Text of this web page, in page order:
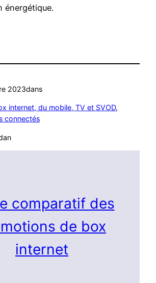
énergétique.
2023dans
internet, du mobile, TV et SVOD
connectés
comparatif des
de box
internet